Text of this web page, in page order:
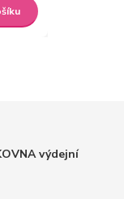
výdejní